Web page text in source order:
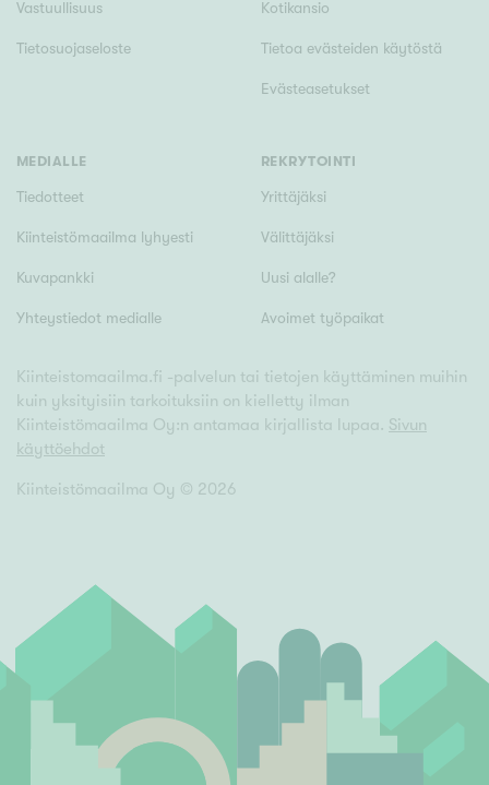
Vastuullisuus
Tietosuojaseloste
Kotikansio
Tietoa evästeiden käytöstä
Evästeasetukset
MEDIALLE
Tiedotteet
Kiinteistömaailma lyhyesti
Kuvapankki
Yhteystiedot medialle
REKRYTOINTI
Yrittäjäksi
Välittäjäksi
Uusi alalle?
Avoimet työpaikat
Kiinteistomaailma.fi -palvelun tai tietojen käyttäminen muihin
kuin yksityisiin tarkoituksiin on kielletty ilman
Kiinteistömaailma Oy:n antamaa kirjallista lupaa. Sivun
käyttöehdot
Kiinteistömaailma Oy © 2026